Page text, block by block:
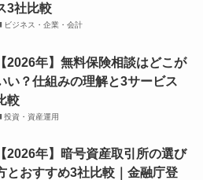
3社比較
ビジネス・企業・会計
【2026年】無料保険相談はどこが
い？仕組みの理解と3サービス
較
投資・資産運用
【2026年】暗号資産取引所の選び
とおすすめ3社比較｜金融庁登